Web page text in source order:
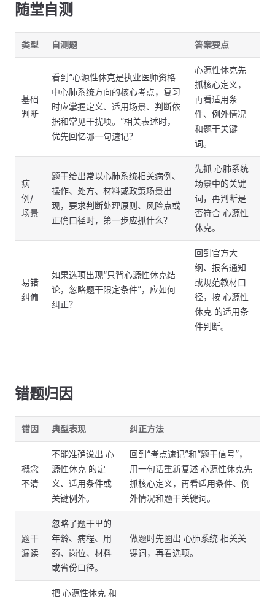
随堂自测
类型 自测题 答案要点
基础
判断
看到“心源性休克是执业医师资格
中心肺系统方向的核心考点，复习
时应掌握定义、适用场景、判断依
据和常见干扰项。”相关表述时，
优先回忆哪一句速记？
心源性休克先
抓核心定义，
再看适用条
件、例外情况
和题干关键
词。
病
例/
场景
题干给出常以心肺系统相关病例、
操作、处方、材料或政策场景出
现，要求判断处理原则、风险点或
正确口径时，第一步应抓什么？
先抓 心肺系统
场景中的关键
词，再判断是
否符合 心源性
休克。
易错
纠偏
如果选项出现“只背心源性休克结
论，忽略题干限定条件”，应如何
纠正？
回到官方大
纲、报名通知
或规范教材口
径，按 心源性
休克 的适用条
件判断。
错题归因
错因 典型表现 纠正方法
概念
不清
不能准确说出 心
源性休克 的定
义、适用条件或
关键例外。
回到“考点速记”和“题干信号”，
用一句话重新复述 心源性休克先
抓核心定义，再看适用条件、例
外情况和题干关键词。
题干
漏读
忽略了题干里的
年龄、病程、用
药、岗位、材料
或省份口径。
做题时先圈出 心肺系统 相关关
键词，再看选项。
把 心源性休克 和